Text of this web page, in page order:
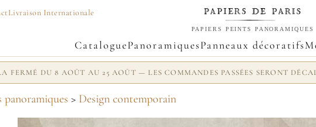
Livraison Internationale
PAPIERS PEINTS PANORAMIQUES
CataloguePanoramiquesPanneaux décoratifs
FERMÉ DU 8 AOÛT AU 25 AOÛT — LES COMMANDES PASSÉES SERONT
panoramiques > Design contemporain